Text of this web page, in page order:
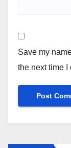
Save my
the next time I